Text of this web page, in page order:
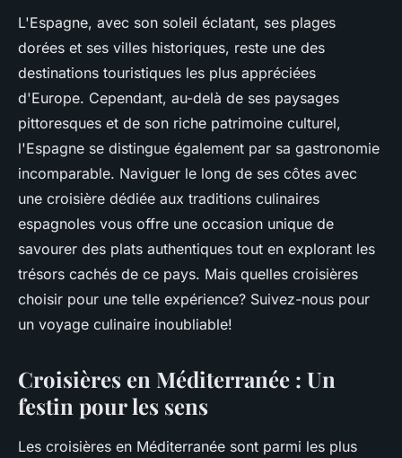
L'Espagne, avec son soleil éclatant, ses plages
dorées et ses villes historiques, reste une des
destinations touristiques les plus appréciées
d'Europe. Cependant, au-delà de ses paysages
pittoresques et de son riche patrimoine culturel,
l'Espagne se distingue également par sa gastronomie
incomparable. Naviguer le long de ses côtes avec
une croisière dédiée aux traditions culinaires
espagnoles vous offre une occasion unique de
savourer des plats authentiques tout en explorant les
trésors cachés de ce pays. Mais quelles croisières
choisir pour une telle expérience? Suivez-nous pour
un voyage culinaire inoubliable!
Croisières en Méditerranée : Un
festin pour les sens
Les croisières en Méditerranée sont parmi les plus